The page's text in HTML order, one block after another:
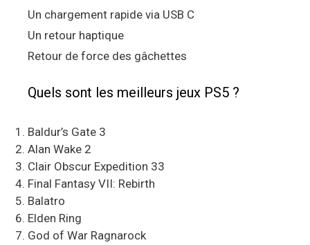
Un chargement rapide via USB C
Un retour haptique
Retour de force des gâchettes
Quels sont les meilleurs jeux PS5 ?
Baldur’s Gate 3
Alan Wake 2
Clair Obscur Expedition 33
Final Fantasy VII: Rebirth
Balatro
Elden Ring
God of War Ragnarock